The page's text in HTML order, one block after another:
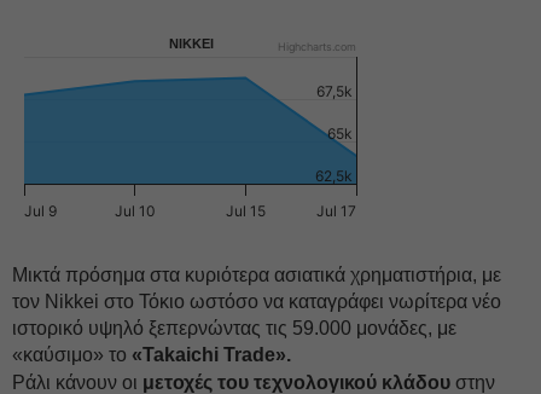
NIKKEI
Jul 9 Jul 10 Jul 15 Jul 17
62,5k
65k
67,5k
Highcharts.com
Μικτά πρόσημα στα κυριότερα ασιατικά χρηματιστήρια, με
τον Nikkei στο Τόκιο ωστόσο να καταγράφει νωρίτερα νέο
ιστορικό υψηλό ξεπερνώντας τις 59.000 μονάδες, με
«καύσιμο» το «Takaichi Trade».
Ράλι κάνουν οι μετοχές του τεχνολογικού κλάδου στην